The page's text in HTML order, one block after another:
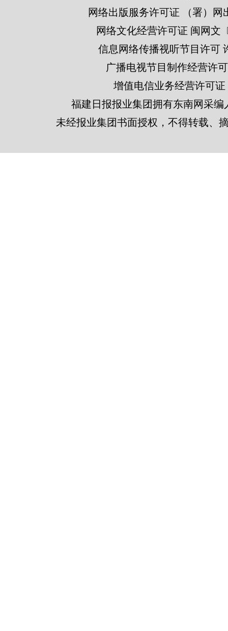
网络出版服务许可证 （署）网
网络文化经营许可证 闽网文
信息网络传播视听节目许可
广播电视节目制作经营许
增值电信业务经营许可证
福建日报报业集团拥有东南网采
未经报业集团书面授权，不得转载、